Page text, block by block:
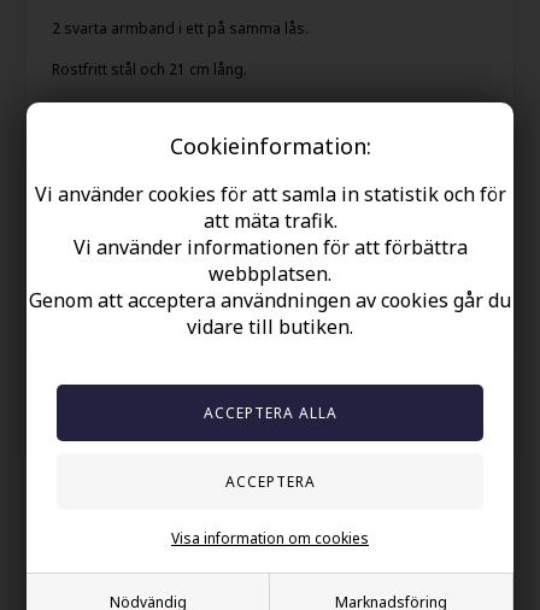
Cookieinformation:
Vi använder cookies för att samla in statistik och för
att mäta trafik.
Vi använder informationen för att förbättra
webbplatsen.
Genom att acceptera användningen av cookies går du
vidare till butiken.
Nödvändig Marknadsföring
Visa information om cookies
2 svarta armband i ett på samma lås.
Rostfritt stål och 21 cm lång.
Gratis frakt over kr. 449 SEK
60 dager byta och returret
Andra köpte också